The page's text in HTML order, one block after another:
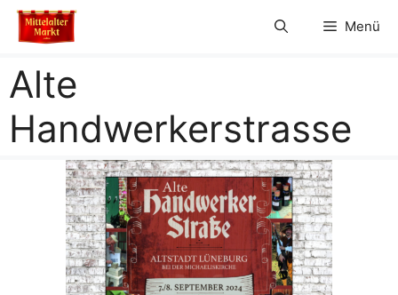
Zum
Inhalt
Menü
Alte
Handwerkerstrasse